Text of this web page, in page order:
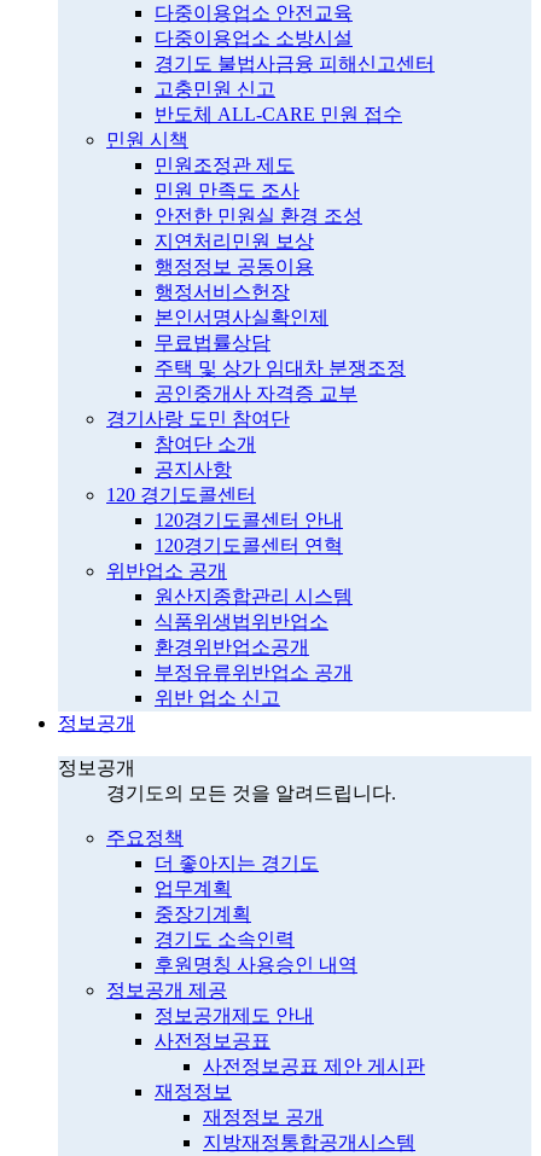
다중이용업소 안전교육
다중이용업소 소방시설
경기도 불법사금융 피해신고센터
고충민원 신고
반도체 ALL-CARE 민원 접수
민원 시책
민원조정관 제도
민원 만족도 조사
안전한 민원실 환경 조성
지연처리민원 보상
행정정보 공동이용
행정서비스헌장
본인서명사실확인제
무료법률상담
주택 및 상가 임대차 분쟁조정
공인중개사 자격증 교부
경기사랑 도민 참여단
참여단 소개
공지사항
120 경기도콜센터
120경기도콜센터 안내
120경기도콜센터 연혁
위반업소 공개
원산지종합관리 시스템
식품위생법위반업소
환경위반업소공개
부정유류위반업소 공개
위반 업소 신고
정보공개
정보공개
경기도의 모든 것을 알려드립니다.
주요정책
더 좋아지는 경기도
업무계획
중장기계획
경기도 소속인력
후원명칭 사용승인 내역
정보공개 제공
정보공개제도 안내
사전정보공표
사전정보공표 제안 게시판
재정정보
재정정보 공개
지방재정통합공개시스템